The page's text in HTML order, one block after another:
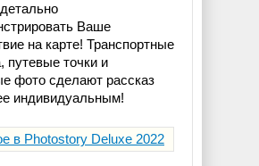
Ваше
на карте! Транспортные
путевые точки и
фото сделают рассказ
индивидуальным!
в Photostory Deluxe 2022